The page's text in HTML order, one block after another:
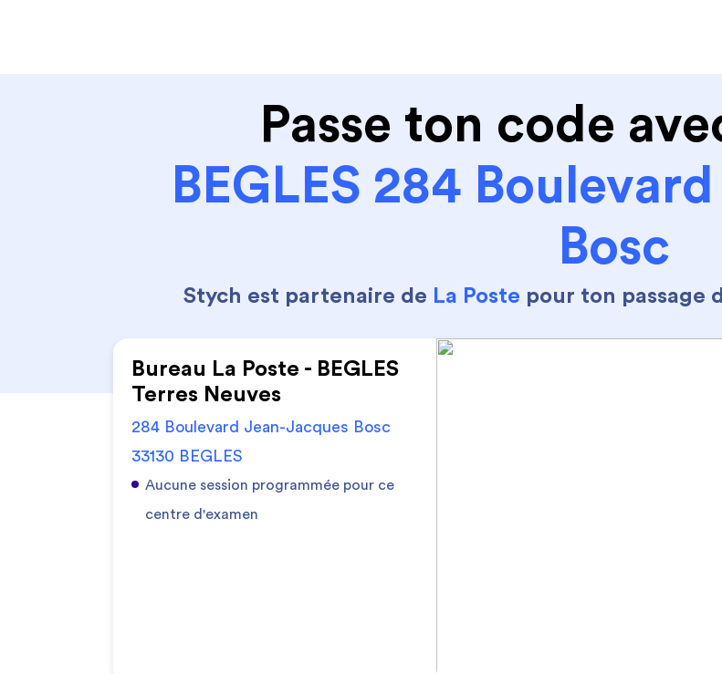
Passe ton code
BEGLES 284
Bosc
Stych est partenaire de La Poste pour ton passage
Bureau La Poste - BEGLES
Terres Neuves
284 Boulevard Jean-Jacques Bosc
33130 BEGLES
Aucune session programmée pour ce
centre d'examen